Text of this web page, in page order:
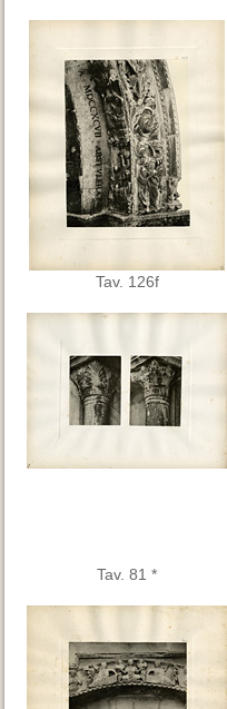
Tav. 126f
Tav. 81 *